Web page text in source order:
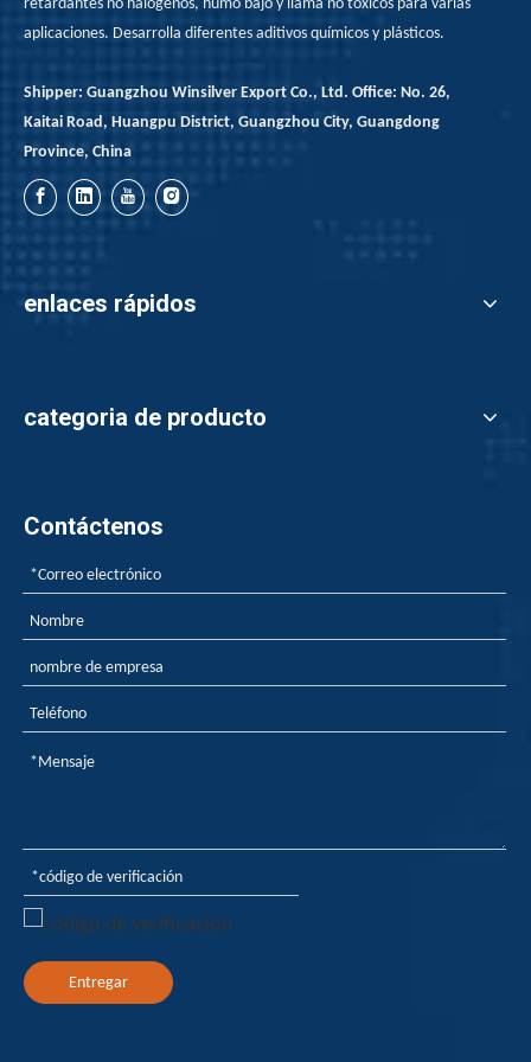
El retardante de la llama del fósforo rojo para el
retardantes no halógenos, humo bajo y llama no tóxicos para varias
aplicaciones. Desarrolla diferentes aditivos químicos y plásticos.
Shipper: Guangzhou Winsilver Export Co., Ltd. Office: No. 26,
Kaitai Road, Huangpu District, Guangzhou City, Guangdong
Province, China
enlaces rápidos
categoria de producto
Contáctenos
Entregar